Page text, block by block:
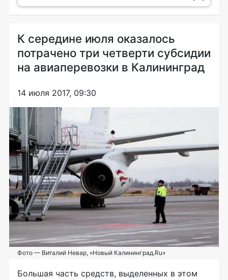
К середине июля оказалось
потрачено три четверти субсидии
на авиаперевозки в Калининград
14 июля 2017, 09:30
Фото — Виталий Невар, «Новый Калининград.Ru»
Большая часть средств, выделенных в этом